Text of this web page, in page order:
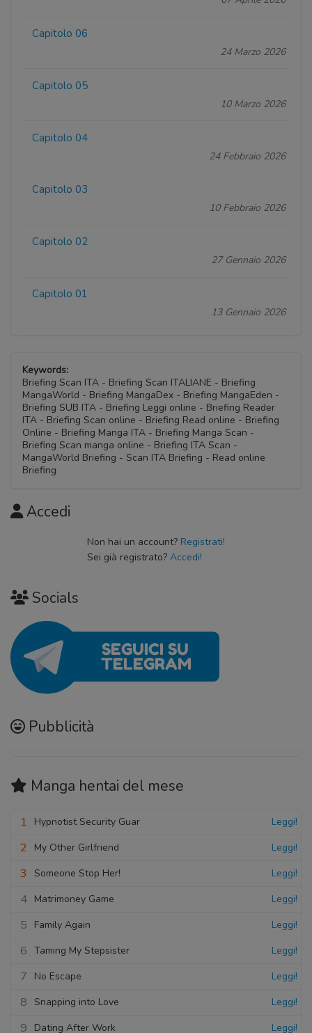
Capitolo 06
24 Marzo 2026
Capitolo 05
10 Marzo 2026
Capitolo 04
24 Febbraio 2026
Capitolo 03
10 Febbraio 2026
Capitolo 02
27 Gennaio 2026
Capitolo 01
13 Gennaio 2026
Keywords:
Briefing Scan ITA - Briefing Scan ITALIANE - Briefing
MangaWorld - Briefing MangaDex - Briefing MangaEden -
Briefing SUB ITA - Briefing Leggi online - Briefing Reader
ITA - Briefing Scan online - Briefing Read online - Briefing
Online - Briefing Manga ITA - Briefing Manga Scan -
Briefing Scan manga online - Briefing ITA Scan -
MangaWorld Briefing - Scan ITA Briefing - Read online
Briefing
Accedi
Non hai un account? Registrati!
Sei già registrato? Accedi!
Socials
Pubblicità
Manga hentai del mese
1 Hypnotist Security Guar Leggi!
2 My Other Girlfriend Leggi!
3 Someone Stop Her! Leggi!
4 Matrimoney Game Leggi!
5 Family Again Leggi!
6 Taming My Stepsister Leggi!
7 No Escape Leggi!
8 Snapping into Love Leggi!
9 Dating After Work Leggi!